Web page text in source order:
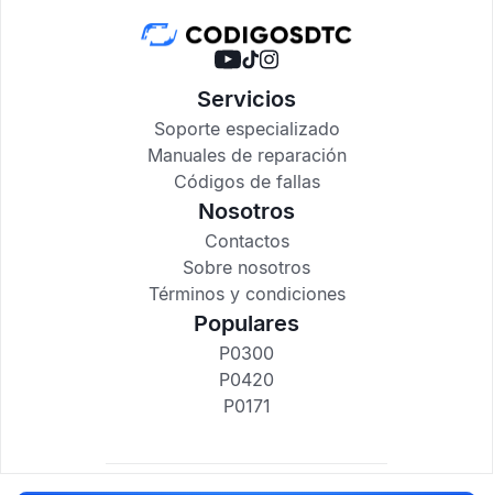
Servicios
Soporte especializado
Manuales de reparación
Códigos de fallas
Nosotros
Contactos
Sobre nosotros
Términos y condiciones
Populares
P0300
P0420
P0171